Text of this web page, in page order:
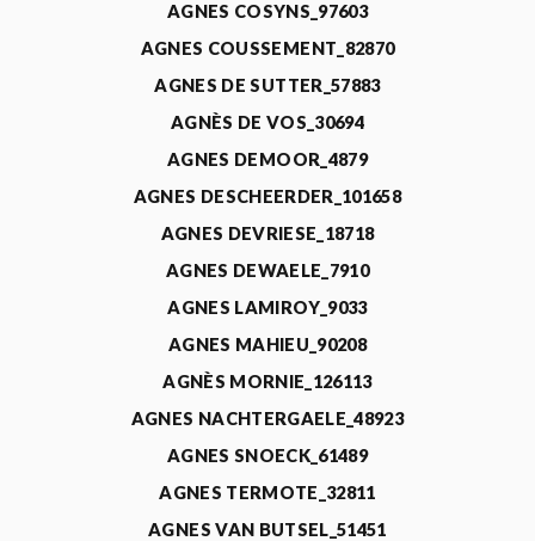
AGNES COSYNS_97603
AGNES COUSSEMENT_82870
AGNES DE SUTTER_57883
AGNÈS DE VOS_30694
AGNES DEMOOR_4879
AGNES DESCHEERDER_101658
AGNES DEVRIESE_18718
AGNES DEWAELE_7910
AGNES LAMIROY_9033
AGNES MAHIEU_90208
AGNÈS MORNIE_126113
AGNES NACHTERGAELE_48923
AGNES SNOECK_61489
AGNES TERMOTE_32811
AGNES VAN BUTSEL_51451